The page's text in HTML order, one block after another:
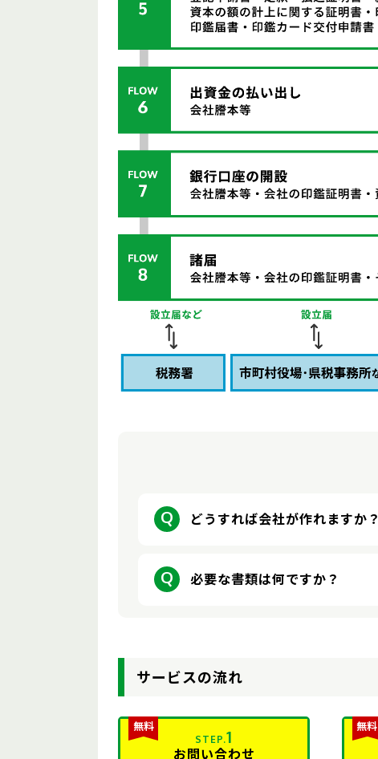
Q どうすれば会社が作れますか？
Q 必要な書類は何ですか？
サービスの流れ
STEP.1
お問い合わせ